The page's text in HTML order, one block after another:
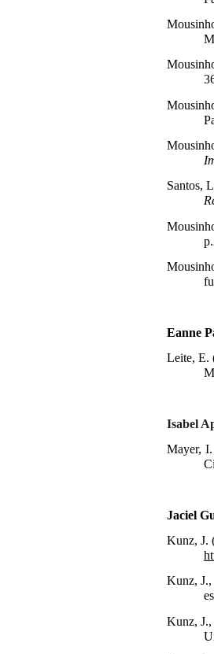
Eanne
Leite, E.
Isabel
Mayer,
Jaciel
Kunz, J.
Kunz, J.,
Kunz, J.,